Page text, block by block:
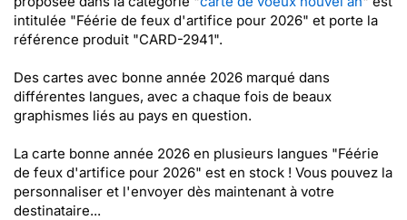
intitulée "Féérie de feux d'artifice pour 2026" et porte la
référence produit "CARD-2941".
Des cartes avec bonne année 2026 marqué dans
différentes langues, avec a chaque fois de beaux
graphismes liés au pays en question.
La carte bonne année 2026 en plusieurs langues "Féérie
de feux d'artifice pour 2026" est en stock ! Vous pouvez la
personnaliser et l'envoyer dès maintenant à votre
destinataire...